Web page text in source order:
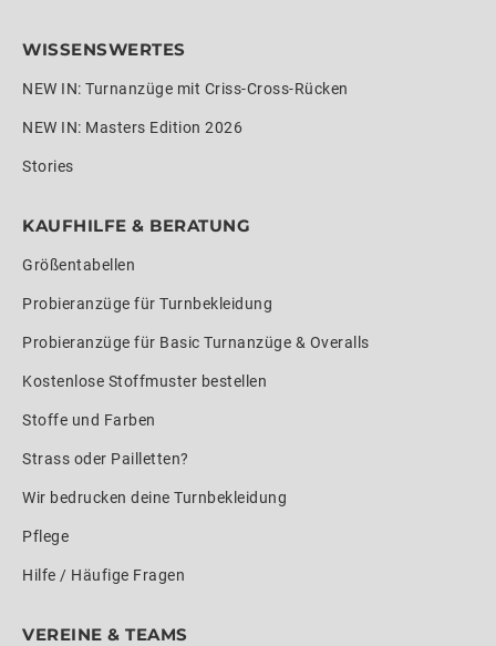
WISSENSWERTES
NEW IN: Turnanzüge mit Criss-Cross-Rücken
NEW IN: Masters Edition 2026
Stories
KAUFHILFE & BERATUNG
Größentabellen
Probieranzüge für Turnbekleidung
Probieranzüge für Basic Turnanzüge & Overalls
Kostenlose Stoffmuster bestellen
Stoffe und Farben
Strass oder Pailletten?
Wir bedrucken deine Turnbekleidung
Pflege
Hilfe / Häufige Fragen
VEREINE & TEAMS